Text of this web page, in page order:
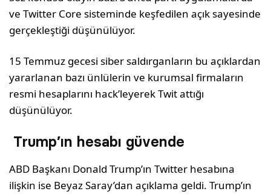
ve Twitter Core sisteminde keşfedilen açık sayesinde
gerçekleştiği düşünülüyor.
15 Temmuz gecesi siber saldırganların bu açıklardan
yararlanan bazı ünlülerin ve kurumsal firmaların
resmi hesaplarını hack’leyerek Twit attığı
düşünülüyor.
Trump’ın hesabı güvende
ABD Başkanı Donald Trump’ın Twitter hesabına
ilişkin ise Beyaz Saray’dan açıklama geldi. Trump’ın